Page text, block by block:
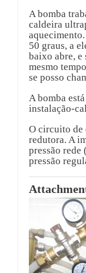
A bomba
caldeira
50 graus, a
baixo abre, e
mesmo
se posso
A bomba
instalação-
O circuito de
redutora. A
pressão rede
pressão